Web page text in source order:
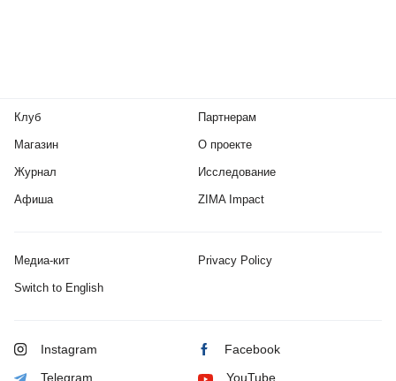
Клуб
Магазин
Журнал
Афиша
Партнерам
О проекте
Исследование
ZIMA Impact
Медиа-кит Privacy Policy
Switch to English
Instagram Facebook
Telegram YouTube